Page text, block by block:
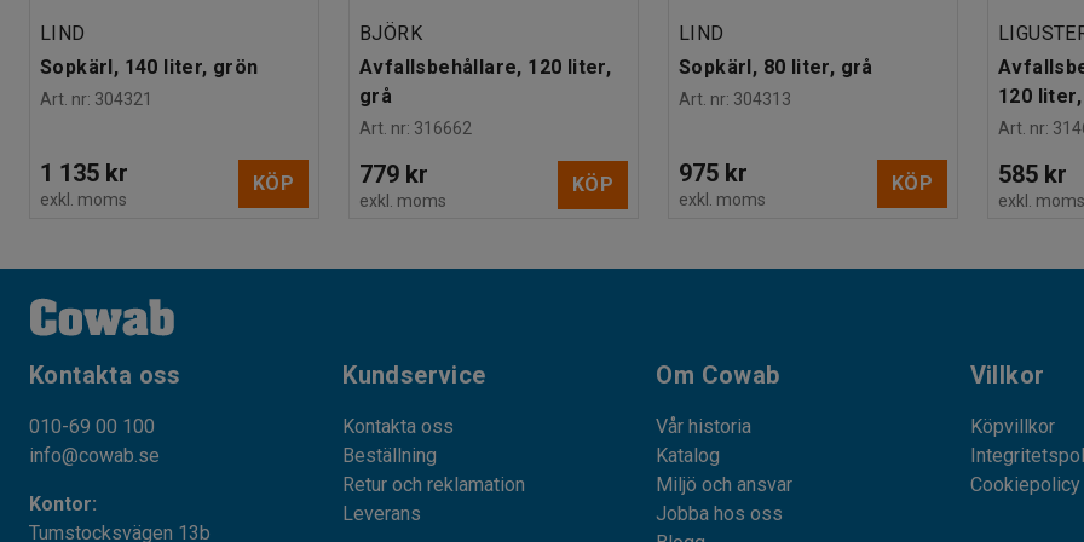
LIND
Sopkärl, 140 liter, grön
Art. nr: 304321
1 135 kr
exkl. moms
KÖP
BJÖRK
Avfallsbehållare, 120 liter,
grå
Art. nr: 316662
779 kr
exkl. moms
KÖP
LIND
Sopkärl, 80 liter, grå
Art. nr: 304313
975 kr
exkl. moms
KÖP
120
Art. nr:
585 kr
exkl. moms
Kontakta oss
010-69 00 100
info@cowab.se
Kontor:
Tumstocksvägen 13b
Kundservice
Kontakta oss
Beställning
Retur och reklamation
Leverans
Om Cowab
Vår historia
Katalog
Miljö och ansvar
Jobba hos oss
Villkor
Köpvillkor
Cookiepolicy